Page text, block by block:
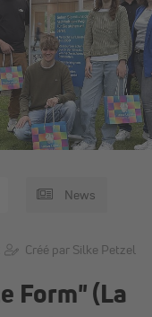
News
Créé par Silke Petzel
Form" (La